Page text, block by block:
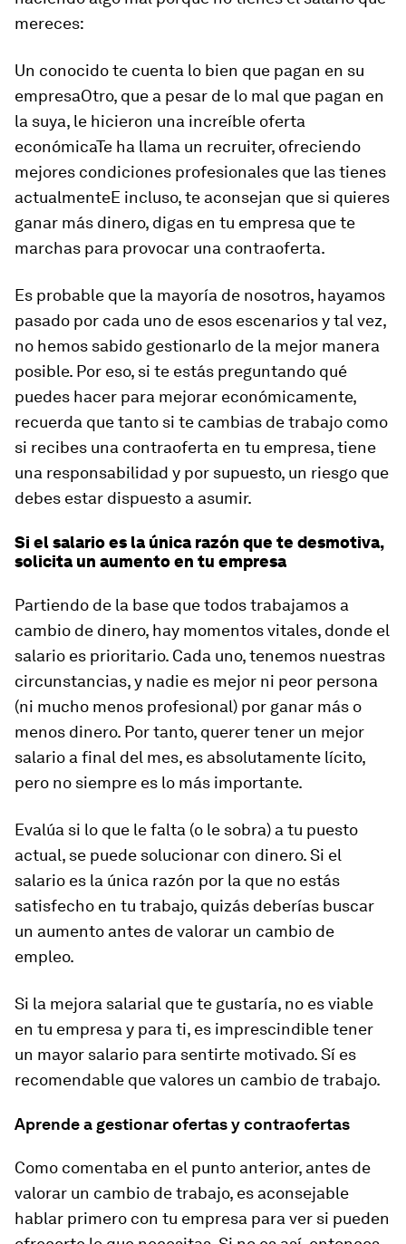
mereces:
Un conocido te cuenta lo bien que pagan en su
empresaOtro, que a pesar de lo mal que pagan en
la suya, le hicieron una increíble oferta
económicaTe ha llama un recruiter, ofreciendo
mejores condiciones profesionales que las tienes
actualmenteE incluso, te aconsejan que si quieres
ganar más dinero, digas en tu empresa que te
marchas para provocar una contraoferta.
Es probable que la mayoría de nosotros, hayamos
pasado por cada uno de esos escenarios y tal vez,
no hemos sabido gestionarlo de la mejor manera
posible. Por eso, si te estás preguntando qué
puedes hacer para mejorar económicamente,
recuerda que tanto si te cambias de trabajo como
si recibes una contraoferta en tu empresa, tiene
una responsabilidad y por supuesto, un riesgo que
debes estar dispuesto a asumir.
Si el salario es la única razón que te desmotiva,
solicita un aumento en tu empresa
Partiendo de la base que todos trabajamos a
cambio de dinero, hay momentos vitales, donde el
salario es prioritario. Cada uno, tenemos nuestras
circunstancias, y nadie es mejor ni peor persona
(ni mucho menos profesional) por ganar más o
menos dinero. Por tanto, querer tener un mejor
salario a final del mes, es absolutamente lícito,
pero no siempre es lo más importante.
Evalúa si lo que le falta (o le sobra) a tu puesto
actual, se puede solucionar con dinero. Si el
salario es la única razón por la que no estás
satisfecho en tu trabajo, quizás deberías buscar
un aumento antes de valorar un cambio de
empleo.
Si la mejora salarial que te gustaría, no es viable
en tu empresa y para ti, es imprescindible tener
un mayor salario para sentirte motivado. Sí es
recomendable que valores un cambio de trabajo.
Aprende a gestionar ofertas y contraofertas
Como comentaba en el punto anterior, antes de
valorar un cambio de trabajo, es aconsejable
hablar primero con tu empresa para ver si pueden